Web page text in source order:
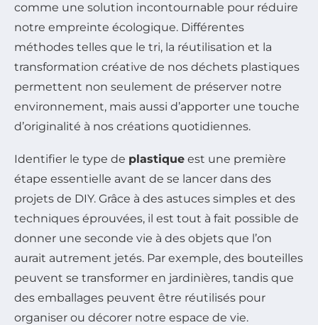
comme une solution incontournable pour réduire
notre empreinte écologique. Différentes
méthodes telles que le tri, la réutilisation et la
transformation créative de nos déchets plastiques
permettent non seulement de préserver notre
environnement, mais aussi d’apporter une touche
d’originalité à nos créations quotidiennes.
Identifier le type de plastique est une première
étape essentielle avant de se lancer dans des
projets de DIY. Grâce à des astuces simples et des
techniques éprouvées, il est tout à fait possible de
donner une seconde vie à des objets que l’on
aurait autrement jetés. Par exemple, des bouteilles
peuvent se transformer en jardinières, tandis que
des emballages peuvent être réutilisés pour
organiser ou décorer notre espace de vie.